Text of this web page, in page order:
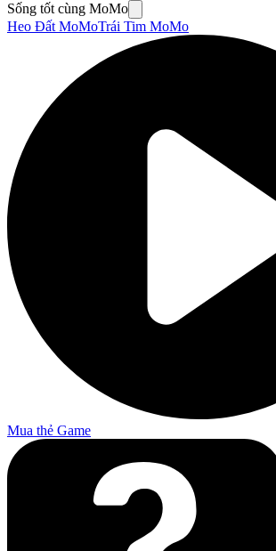
Sống tốt cùng MoMo
Heo Đất MoMoTrái Tim MoMo
Mua thẻ Game